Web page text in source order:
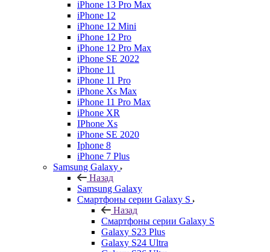
iPhone 13 Pro Max
iPhone 12
iPhone 12 Mini
iPhone 12 Pro
iPhone 12 Pro Max
iPhone SE 2022
iPhone 11
iPhone 11 Pro
iPhone Xs Max
iPhone 11 Pro Max
iPhone XR
IPhone Xs
iPhone SE 2020
Iphone 8
iPhone 7 Plus
Samsung Galaxy
Назад
Samsung Galaxy
Смартфоны серии Galaxy S
Назад
Смартфоны серии Galaxy S
Galaxy S23 Plus
Galaxy S24 Ultra